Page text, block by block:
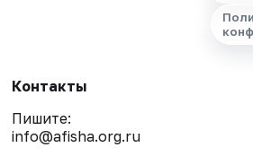
Контакты
Пишите:
info@afisha.org.ru